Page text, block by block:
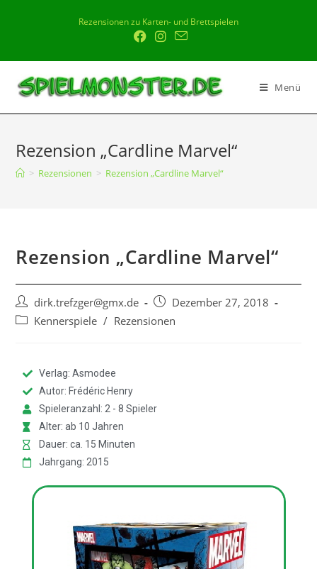
Rezensionen zu Karten- und Brettspielen
Menü
Rezension „Cardline Marvel“
> Rezensionen > Rezension „Cardline Marvel“
Rezension „Cardline Marvel“
dirk.trefzger@gmx.de
Dezember 27, 2018
Kennerspiele / Rezensionen
Verlag: Asmodee
Autor: Frédéric Henry
Spieleranzahl: 2 - 8 Spieler
Alter: ab 10 Jahren
Dauer: ca. 15 Minuten
Jahrgang: 2015